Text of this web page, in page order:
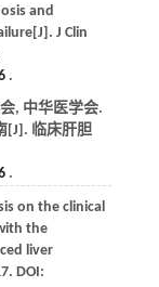
and
J Clin
.
, 中华医学会.
[J]. 临床肝胆
.
on the clinical
the
liver
DOI: